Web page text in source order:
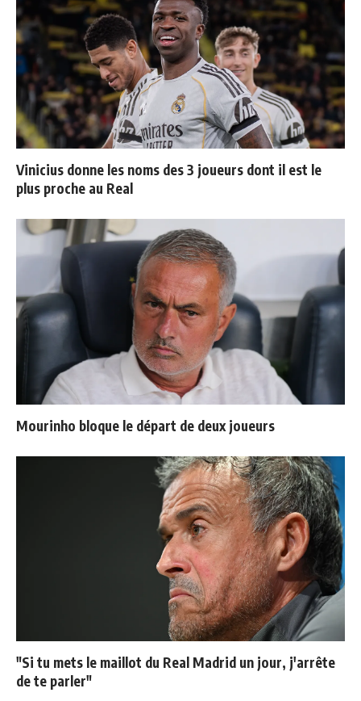
Vinicius donne les noms des 3 joueurs dont il est le
plus proche au Real
Mourinho bloque le départ de deux joueurs
"Si tu mets le maillot du Real Madrid un jour, j'arrête
de te parler"